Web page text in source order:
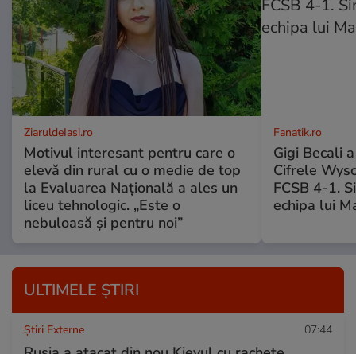
ZiaruldeIasi.ro
Motivul interesant pentru care o
elevă din rural cu o medie de top
la Evaluarea Națională a ales un
liceu tehnologic. „Este o
nebuloasă și pentru noi”
Fanatik.ro
Gigi Becali
Cifrele
FCSB 4-1.
echipa lui
ULTIMELE ȘTIRI
Știri Externe 07:44